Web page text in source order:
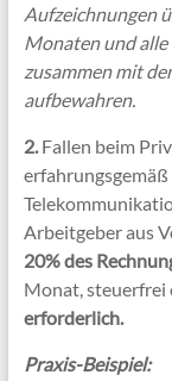
Aufzeichnungen
Monaten und alle
zusammen mit
aufbewahren.
2.Fallen beim
Arbeitgeber aus
20% des
Monat, steuerfrei
erforderlich.
Praxis-Beispiel: